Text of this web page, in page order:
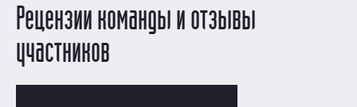
Рецензии команды и отзывы
участников